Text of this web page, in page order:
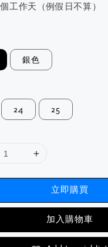
個工作天（例假日不算）
銀色
24 25
立即購買
加入購物車